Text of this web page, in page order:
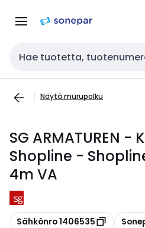
navigointiinsisältöön
Haku
Näytä murupolku
SG ARMATUREN -
Shopline -
4m VA
Kopioi
Sähkönro 1406535 Kopioi